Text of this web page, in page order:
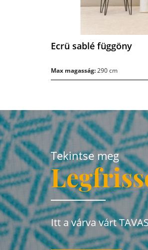
Ecrü sablé függöny
Max magasság:290 cm
Tekintse meg
Itt a várva várt